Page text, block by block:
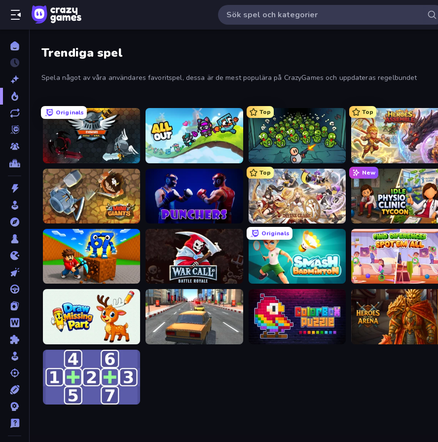
Trendiga spel
Spela något av våra användares favoritspel, dessa är de mest populära på CrazyGames och uppdateras regelbundet
Originals
EvoWars.io All Out
Top
Base Defence
Top
Heroes Assemble
MiniGiants.io Punchers
Top
Divine Clash
New
Idle Physio Clinic Tycoon
Obby: Break Rocks For Brainrots WarCall.io
Originals
Smash Badminton Find Differences: Spot 'Em All
Draw Missing Part | DOP Puzzle City Car Racer ColorBox Puzzle Heroes of the Arena
Math Push